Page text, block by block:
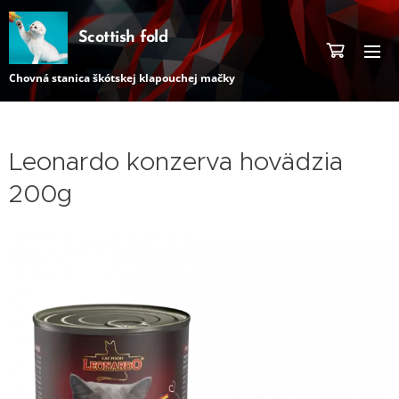
Scottish fold
Chovná stanica škótskej klapouchej mačky
Leonardo konzerva hovädzia
200g